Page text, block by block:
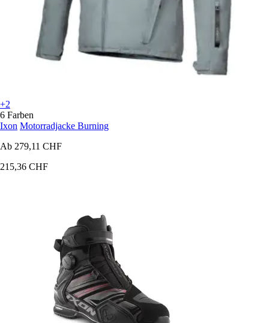
+2
6 Farben
Ixon Motorradjacke Burning
Ab 279,11 CHF
215,36 CHF